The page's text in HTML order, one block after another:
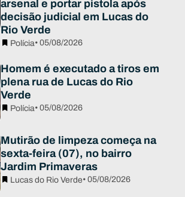
arsenal e portar pistola após
decisão judicial em Lucas do
Rio Verde
Polícia• 05/08/2026
Homem é executado a tiros em
plena rua de Lucas do Rio
Verde
Polícia• 05/08/2026
Mutirão de limpeza começa na
sexta-feira (07), no bairro
Jardim Primaveras
Lucas do Rio Verde• 05/08/2026